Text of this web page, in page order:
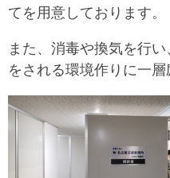
てを用意しております。
ㅤまた、消毒や換気を行
をされる環境作りに一層